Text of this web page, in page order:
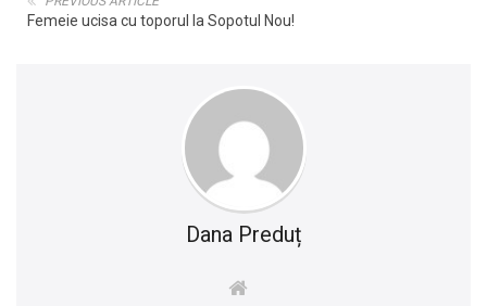
Femeie ucisa cu toporul la Sopotul Nou!
Dana Preduț